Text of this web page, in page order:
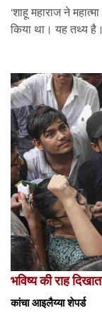
‘शाहू महाराज ने
किया था। यह तथ्य
भविष्य की राह
कांचा आइलैय्या शेपर्ड